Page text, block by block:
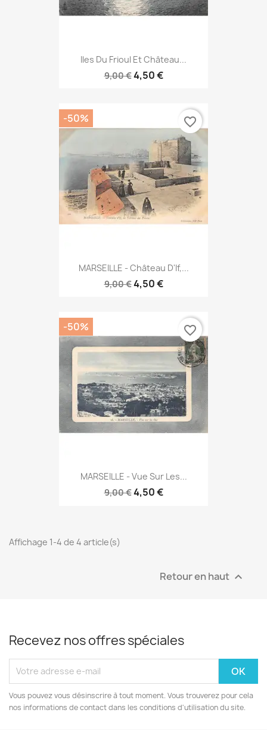
Iles Du Frioul Et Château...
9,00 €4,50 €
MARSEILLE - Château D'If,...
9,00 €4,50 €
-50% favorite_border
MARSEILLE - Vue Sur Les...
9,00 €4,50 €
-50% favorite_border
Affichage 1-4 de 4 article(s)
Retour en haut 
Recevez nos offres spéciales
Vous pouvez vous désinscrire à tout moment. Vous trouverez pour cela
nos informations de contact dans les conditions d'utilisation du site.